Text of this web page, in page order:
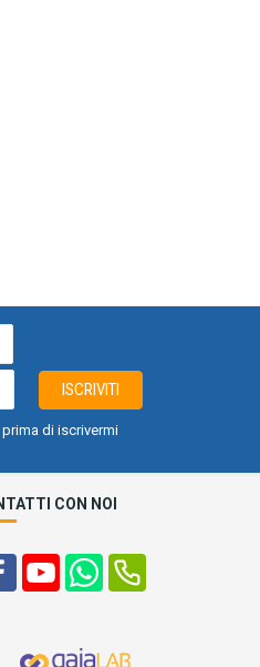
ISCRIVITI
di iscrivermi
CON NOI